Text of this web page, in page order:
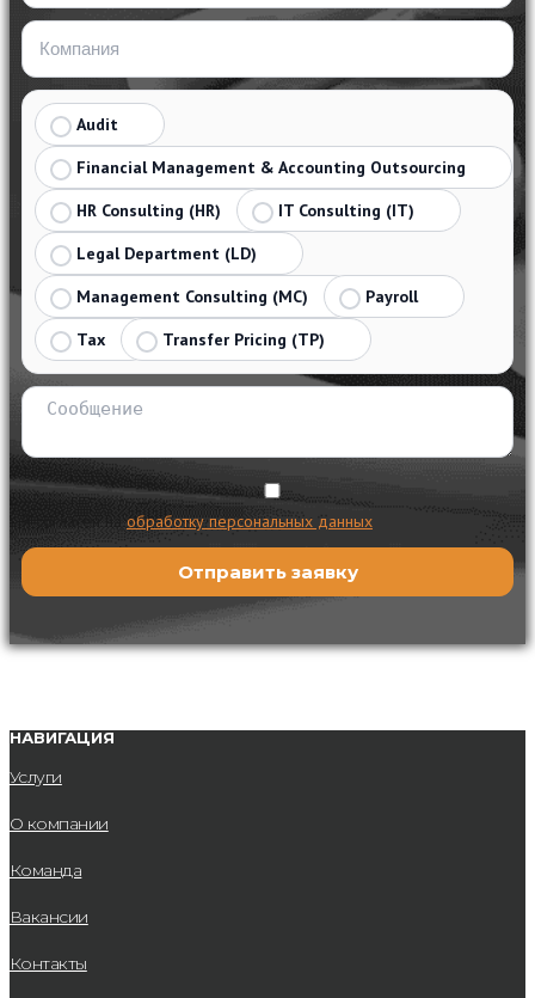
Audit
Financial Management & Accounting Outsourcing
HR Consulting (HR)
IT Consulting (IT)
Legal Department (LD)
Management Consulting (MC)
Payroll
Tax
Transfer Pricing (TP)
Я согласен наобработку персональных данных
НАВИГАЦИЯ
Услуги
О компании
Команда
Вакансии
Контакты